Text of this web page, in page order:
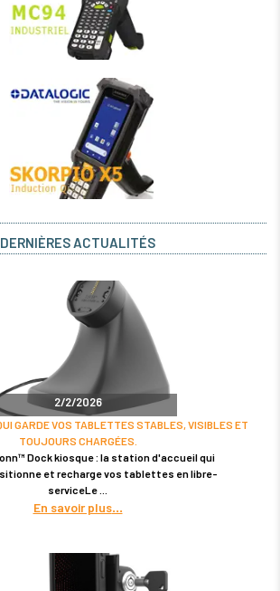
DERNIÈRES ACTUALITÉS
2/2/2026
GARDE VOS TABLETTES STABLES, VISIBLES ET
TOUJOURS CHARGÉES.
Dock kiosque : la station d'accueil qui
et recharge vos tablettes en libre-
serviceLe
En savoir plus